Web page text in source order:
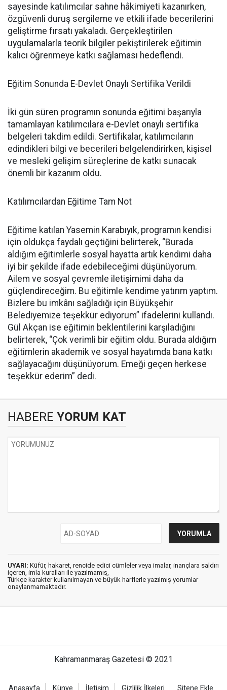
sayesinde katılımcılar sahne hâkimiyeti kazanırken,
özgüvenli duruş sergileme ve etkili ifade becerilerini
geliştirme fırsatı yakaladı. Gerçekleştirilen
uygulamalarla teorik bilgiler pekiştirilerek eğitimin
kalıcı öğrenmeye katkı sağlaması hedeflendi.
Eğitim Sonunda E-Devlet Onaylı Sertifika Verildi
İki gün süren programın sonunda eğitimi başarıyla
tamamlayan katılımcılara e-Devlet onaylı sertifika
belgeleri takdim edildi. Sertifikalar, katılımcıların
edindikleri bilgi ve becerileri belgelendirirken, kişisel
ve mesleki gelişim süreçlerine de katkı sunacak
önemli bir kazanım oldu.
Katılımcılardan Eğitime Tam Not
Eğitime katılan Yasemin Karabıyık, programın kendisi
için oldukça faydalı geçtiğini belirterek, “Burada
aldığım eğitimlerle sosyal hayatta artık kendimi daha
iyi bir şekilde ifade edebileceğimi düşünüyorum.
Ailem ve sosyal çevremle iletişimimi daha da
güçlendireceğim. Bu eğitimle kendime yatırım yaptım.
Bizlere bu imkânı sağladığı için Büyükşehir
Belediyemize teşekkür ediyorum” ifadelerini kullandı.
Gül Akçan ise eğitimin beklentilerini karşıladığını
belirterek, “Çok verimli bir eğitim oldu. Burada aldığım
eğitimlerin akademik ve sosyal hayatımda bana katkı
sağlayacağını düşünüyorum. Emeği geçen herkese
teşekkür ederim” dedi.
HABERE YORUM KAT
UYARI: Küfür, hakaret, rencide edici cümleler veya imalar, inançlara saldırı
içeren, imla kuralları ile yazılmamış,
Türkçe karakter kullanılmayan ve büyük harflerle yazılmış yorumlar
onaylanmamaktadır.
Kahramanmaraş Gazetesi © 2021
Anasayfa Künye İletişim Gizlilik İlkeleri Sitene Ekle